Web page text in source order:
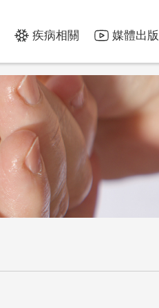
疾病相關 媒體出版